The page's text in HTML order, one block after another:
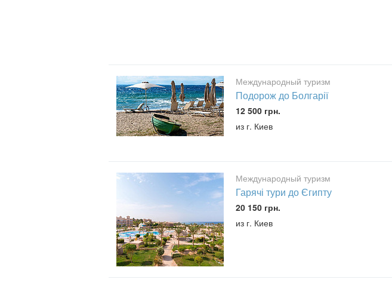
Международный туризм
Подорож до Болгарії
12 500 грн.
из г. Киев
Международный туризм
Гарячі тури до Єгипту
20 150 грн.
из г. Киев